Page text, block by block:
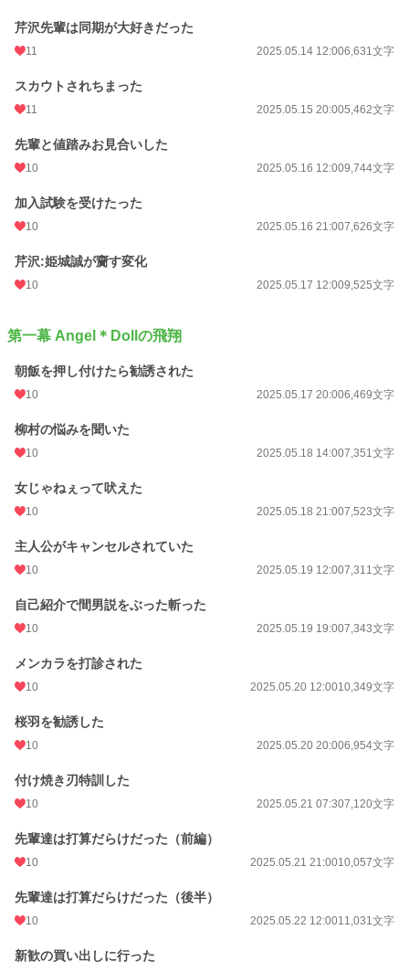
芹沢先輩は同期が大好きだった
11 2025.05.14 12:006,631文字
スカウトされちまった
11 2025.05.15 20:005,462文字
先輩と値踏みお見合いした
10 2025.05.16 12:009,744文字
加入試験を受けたった
10 2025.05.16 21:007,626文字
芹沢:姫城誠が齎す変化
10 2025.05.17 12:009,525文字
第一幕 Angel＊Dollの飛翔
朝飯を押し付けたら勧誘された
10 2025.05.17 20:006,469文字
柳村の悩みを聞いた
10 2025.05.18 14:007,351文字
女じゃねぇって吠えた
10 2025.05.18 21:007,523文字
主人公がキャンセルされていた
10 2025.05.19 12:007,311文字
自己紹介で間男説をぶった斬った
10 2025.05.19 19:007,343文字
メンカラを打診された
10 2025.05.20 12:0010,349文字
桜羽を勧誘した
10 2025.05.20 20:006,954文字
付け焼き刃特訓した
10 2025.05.21 07:307,120文字
先輩達は打算だらけだった（前編）
10 2025.05.21 21:0010,057文字
先輩達は打算だらけだった（後半）
10 2025.05.22 12:0011,031文字
新歓の買い出しに行った